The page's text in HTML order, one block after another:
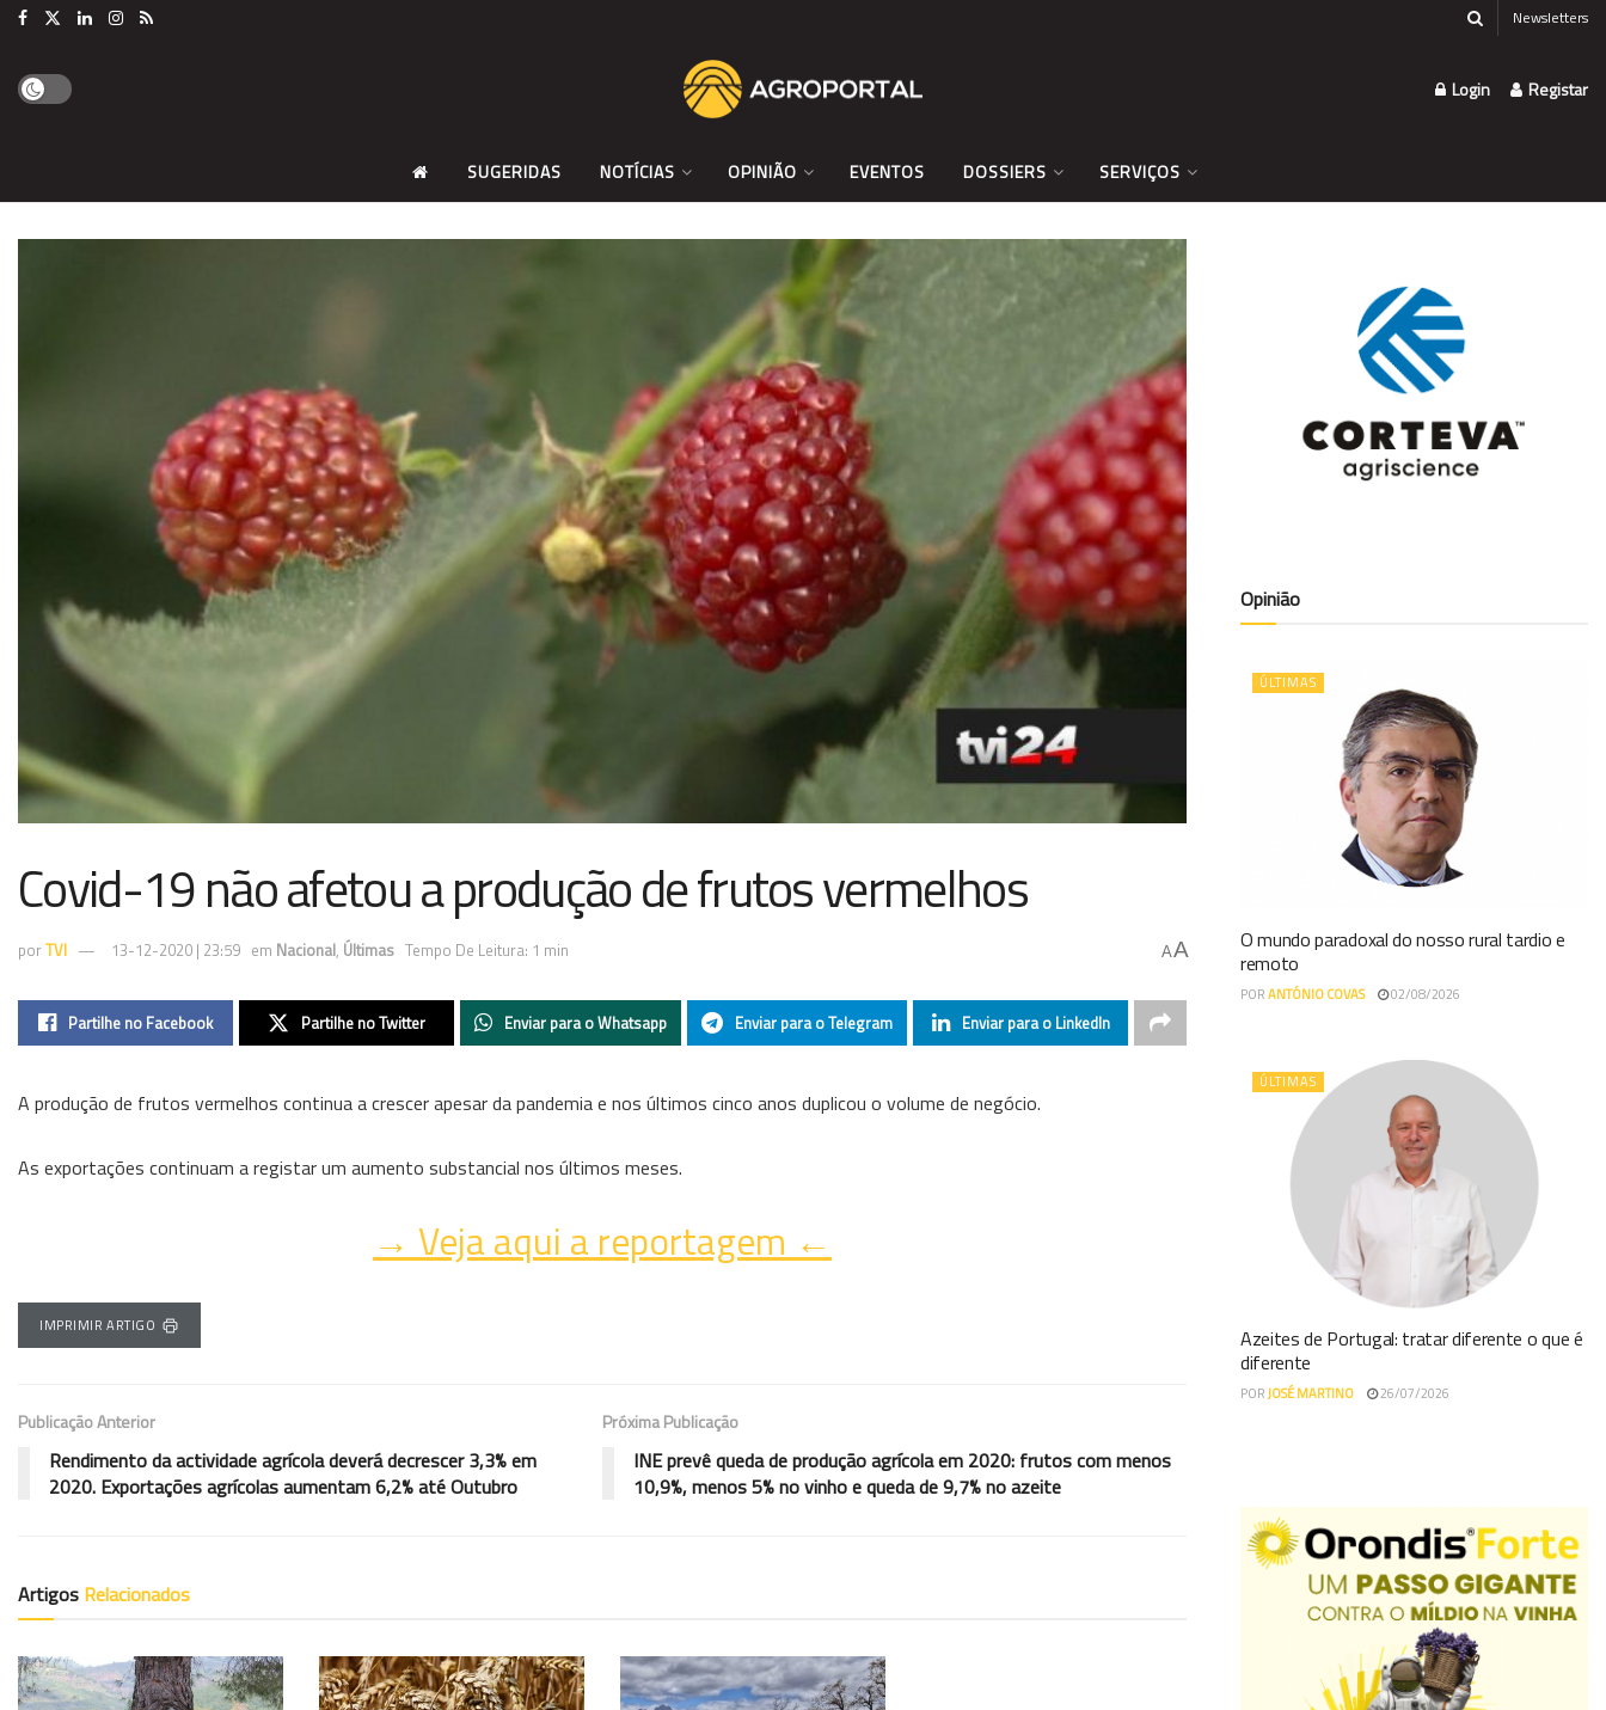
Newsletters
Login Registar
SUGERIDAS NOTÍCIAS OPINIÃO EVENTOS DOSSIERS SERVIÇOS
Covid-19 não afetou a produção de frutos vermelhos
porTVI 13-12-2020 | 23:59 em Nacional, Últimas Tempo De Leitura: 1 min AA
Partilhe no Facebook Partilhe no Twitter Enviar para o Whatsapp Enviar para o Telegram Enviar para o LinkedIn
A produção de frutos vermelhos continua a crescer apesar da pandemia e nos últimos cinco anos duplicou o volume de negócio.
As exportações continuam a registar um aumento substancial nos últimos meses.
→ Veja aqui a reportagem ←
IMPRIMIR ARTIGO
Publicação Anterior
Rendimento da actividade agrícola deverá decrescer 3,3% em
2020. Exportações agrícolas aumentam 6,2% até Outubro
Próxima Publicação
INE prevê queda de produção agrícola em 2020: frutos com menos
10,9%, menos 5% no vinho e queda de 9,7% no azeite
Artigos Relacionados
Opinião
ÚLTIMAS
O mundo paradoxal do nosso rural tardio e
remoto
PORANTÓNIO COVAS 02/08/2026
ÚLTIMAS
Azeites de Portugal: tratar diferente o que é
diferente
PORJOSÉ MARTINO 26/07/2026